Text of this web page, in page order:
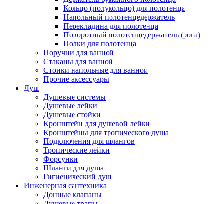
Кольцо (полукольцо) для полотенца
Напольный полотенцедержатель
Перекладина для полотенца
Поворотный полотенцедержатель (рога)
Полки для полотенца
Поручни для ванной
Стаканы для ванной
Стойки напольные для ванной
Прочие аксессуары
Душ
Душевые системы
Душевые лейки
Душевые стойки
Кронштейн для душевой лейки
Кронштейны для тропического душа
Подключения для шлангов
Тропические лейки
Форсунки
Шланги для душа
Гигиенический душ
Инженерная сантехника
Донные клапаны